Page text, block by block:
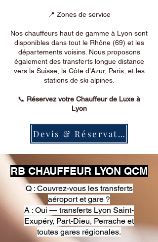
📍 Zones de service
Nos chauffeurs haut de gamme à Lyon sont
disponibles dans tout le Rhône (69) et les
départements voisins. Nous proposons
également des transferts longue distance
vers la Suisse, la Côte d’Azur, Paris, et les
stations de ski alpines.
📞 Réservez votre Chauffeur de Luxe à
Lyon
Devis & Réservation
RB CHAUFFEUR LYON QCM
Q : Couvrez-vous les transferts
aéroport et gare ?
A : Oui — transferts Lyon Saint-
Exupéry, Part-Dieu, Perrache et
toutes gares régionales.